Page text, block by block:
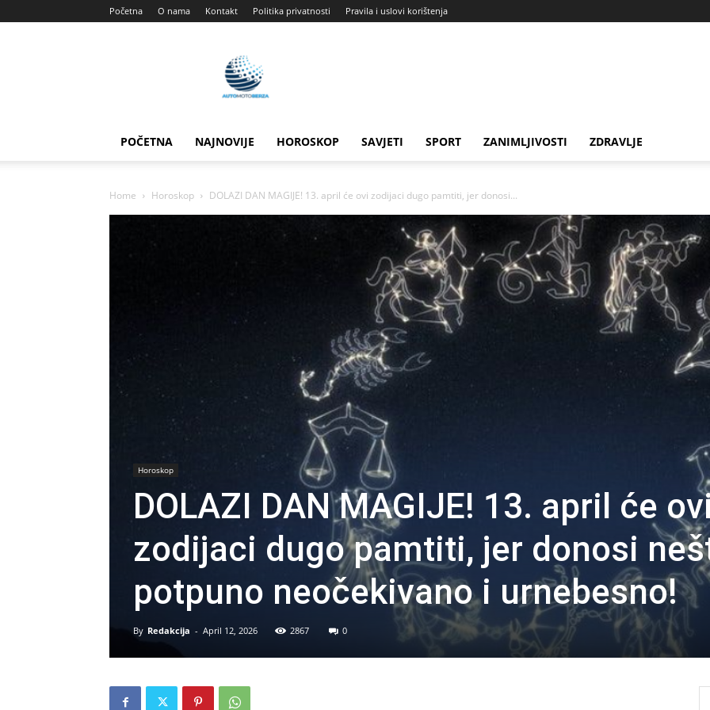
Početna O nama Kontakt Politika privatnosti Pravila i uslovi korištenja
Automotoberza
POČETNA NAJNOVIJE HOROSKOP SAVJETI SPORT ZANIMLJIVOSTI ZDRAVLJE
Home Horoskop DOLAZI DAN MAGIJE! 13. april će ovi zodijaci dugo pamtiti, jer donosi...
Horoskop
DOLAZI DAN MAGIJE! 13. april će
zodijaci dugo pamtiti, jer donosi
potpuno neočekivano i urnebesno!
By Redakcija - April 12, 2026 2867 0